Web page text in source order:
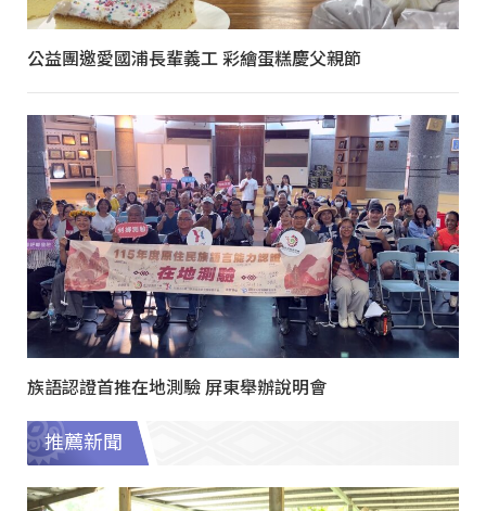
公益團邀愛國浦長輩義工 彩繪蛋糕慶父親節
族語認證首推在地測驗 屏東舉辦說明會
推薦新聞